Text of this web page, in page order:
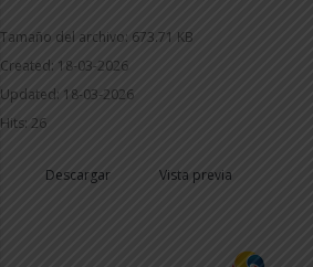
Tamaño del archivo: 673.71 KB
Created: 18-03-2026
Updated: 18-03-2026
Hits: 26
Descargar Vista previa